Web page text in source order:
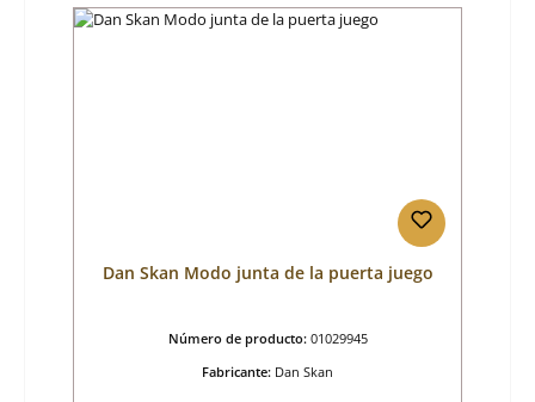
Dan Skan Modo junta de la puerta juego
Número de producto: 01029945
Fabricante: Dan Skan